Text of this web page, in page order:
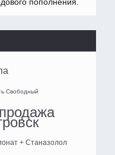
пополнения.
Свободный
+ Станазолол